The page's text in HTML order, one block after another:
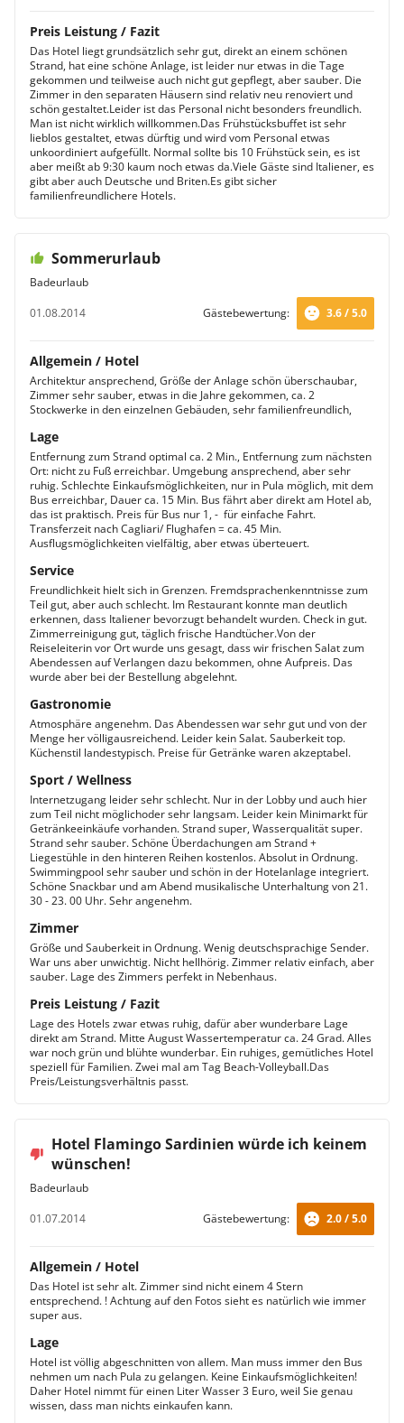
Preis Leistung / Fazit
Das Hotel liegt grundsätzlich sehr gut, direkt an einem schönen
Strand, hat eine schöne Anlage, ist leider nur etwas in die Tage
gekommen und teilweise auch nicht gut gepflegt, aber sauber. Die
Zimmer in den separaten Häusern sind relativ neu renoviert und
schön gestaltet.Leider ist das Personal nicht besonders freundlich.
Man ist nicht wirklich willkommen.Das Frühstücksbuffet ist sehr
lieblos gestaltet, etwas dürftig und wird vom Personal etwas
unkoordiniert aufgefüllt. Normal sollte bis 10 Frühstück sein, es ist
aber meißt ab 9:30 kaum noch etwas da.Viele Gäste sind Italiener, es
gibt aber auch Deutsche und Briten.Es gibt sicher
familienfreundlichere Hotels.
Sommerurlaub
Badeurlaub
01.08.2014
Gästebewertung: 3.6 / 5.0
Allgemein / Hotel
Architektur ansprechend, Größe der Anlage schön überschaubar,
Zimmer sehr sauber, etwas in die Jahre gekommen, ca. 2
Stockwerke in den einzelnen Gebäuden, sehr familienfreundlich,
Lage
Entfernung zum Strand optimal ca. 2 Min., Entfernung zum nächsten
Ort: nicht zu Fuß erreichbar. Umgebung ansprechend, aber sehr
ruhig. Schlechte Einkaufsmöglichkeiten, nur in Pula möglich, mit dem
Bus erreichbar, Dauer ca. 15 Min. Bus fährt aber direkt am Hotel ab,
das ist praktisch. Preis für Bus nur 1, -  für einfache Fahrt.
Transferzeit nach Cagliari/ Flughafen = ca. 45 Min.
Ausflugsmöglichkeiten vielfältig, aber etwas überteuert.
Service
Freundlichkeit hielt sich in Grenzen. Fremdsprachenkenntnisse zum
Teil gut, aber auch schlecht. Im Restaurant konnte man deutlich
erkennen, dass Italiener bevorzugt behandelt wurden. Check in gut.
Zimmerreinigung gut, täglich frische Handtücher.Von der
Reiseleiterin vor Ort wurde uns gesagt, dass wir frischen Salat zum
Abendessen auf Verlangen dazu bekommen, ohne Aufpreis. Das
wurde aber bei der Bestellung abgelehnt.
Gastronomie
Atmosphäre angenehm. Das Abendessen war sehr gut und von der
Menge her völligausreichend. Leider kein Salat. Sauberkeit top.
Küchenstil landestypisch. Preise für Getränke waren akzeptabel.
Sport / Wellness
Internetzugang leider sehr schlecht. Nur in der Lobby und auch hier
zum Teil nicht möglichoder sehr langsam. Leider kein Minimarkt für
Getränkeeinkäufe vorhanden. Strand super, Wasserqualität super.
Strand sehr sauber. Schöne Überdachungen am Strand +
Liegestühle in den hinteren Reihen kostenlos. Absolut in Ordnung.
Swimmingpool sehr sauber und schön in der Hotelanlage integriert.
Schöne Snackbar und am Abend musikalische Unterhaltung von 21.
30 - 23. 00 Uhr. Sehr angenehm.
Zimmer
Größe und Sauberkeit in Ordnung. Wenig deutschsprachige Sender.
War uns aber unwichtig. Nicht hellhörig. Zimmer relativ einfach, aber
sauber. Lage des Zimmers perfekt in Nebenhaus.
Preis Leistung / Fazit
Lage des Hotels zwar etwas ruhig, dafür aber wunderbare Lage
direkt am Strand. Mitte August Wassertemperatur ca. 24 Grad. Alles
war noch grün und blühte wunderbar. Ein ruhiges, gemütliches Hotel
speziell für Familien. Zwei mal am Tag Beach-Volleyball.Das
Preis/Leistungsverhältnis passt.
Hotel Flamingo Sardinien würde ich keinem
wünschen!
Badeurlaub
01.07.2014
Gästebewertung: 2.0 / 5.0
Allgemein / Hotel
Das Hotel ist sehr alt. Zimmer sind nicht einem 4 Stern
entsprechend. ! Achtung auf den Fotos sieht es natürlich wie immer
super aus.
Lage
Hotel ist völlig abgeschnitten von allem. Man muss immer den Bus
nehmen um nach Pula zu gelangen. Keine Einkaufsmöglichkeiten!
Daher Hotel nimmt für einen Liter Wasser 3 Euro, weil Sie genau
wissen, dass man nichts einkaufen kann.